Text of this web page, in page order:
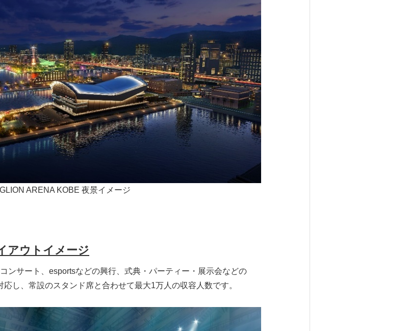
GLION ARENA KOBE 夜景イメージ
アウトイメージ
ンサート、esportsなどの興行、式典・パーティー・展示会などの
し、常設のスタンド席と合わせて最大1万人の収容人数です。